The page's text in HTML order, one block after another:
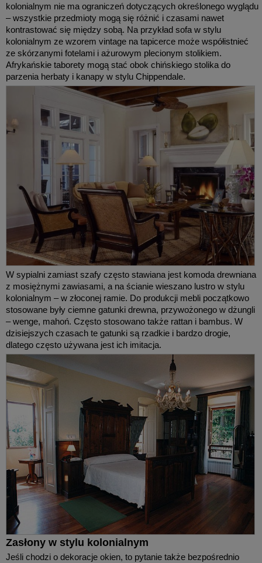
kolonialnym nie ma ograniczeń dotyczących określonego wyglądu
– wszystkie przedmioty mogą się różnić i czasami nawet
kontrastować się między sobą. Na przykład sofa w stylu
kolonialnym ze wzorem vintage na tapicerce może współistnieć
ze skórzanymi fotelami i ażurowym plecionym stolikiem.
Afrykańskie taborety mogą stać obok chińskiego stolika do
parzenia herbaty i kanapy w stylu Chippendale.
W sypialni zamiast szafy często stawiana jest komoda drewniana
z mosiężnymi zawiasami, a na ścianie wieszano lustro w stylu
kolonialnym – w złoconej ramie. Do produkcji mebli początkowo
stosowane były ciemne gatunki drewna, przywożonego w dżungli
– wenge, mahoń. Często stosowano także rattan i bambus. W
dzisiejszych czasach te gatunki są rzadkie i bardzo drogie,
dlatego często używana jest ich imitacja.
Zasłony w stylu kolonialnym
Jeśli chodzi o dekoracje okien, to pytanie także bezpośrednio